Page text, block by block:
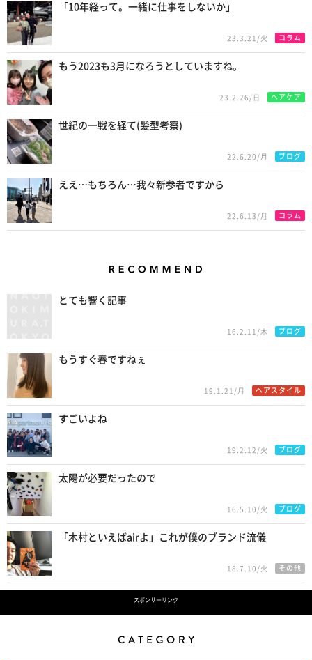
「10年経って。一緒に仕事をしないか」
23.3.21/火 コラム
もう2023も3月になろうとしていますね。
23.2.26/日 ヘアケア
世紀の一戦を経て(髪型考察)
22.6.20/月 ブログ
ええ…もちろん…我々新参者ですから
22.6.13/月 コラム
とても響く記事
16.2.11/木 ブログ
もうすぐ春ですねぇ
19.1.21/月 ヘアスタイル
すごいよね
19.2.12/火 ブログ
太陽が必要だったので
16.5.10/火 ブログ
「木村といえばairよ」これが僕のブランド流儀
18.7.10/火 その他
スポンサーリンク